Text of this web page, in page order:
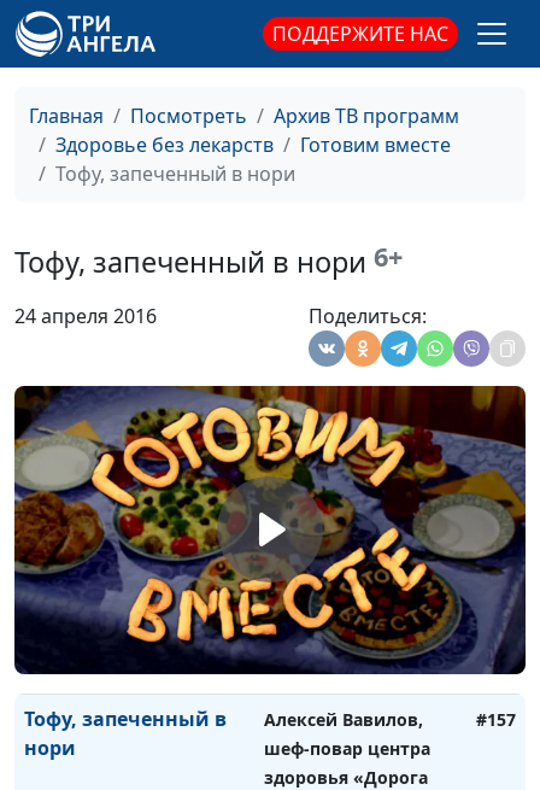
ПОДДЕРЖИТЕ НАС
Главная Посмотреть
Архив ТВ программ
Здоровье без лекарств
Готовим вместе
Тофу, запеченный в нори
Тофу, запеченный в нори 6+
24 апреля 2016 Поделиться:
Итальянский суп
Минестроне и паста с
Александр Лобанов #165
Сладкий стол с
минимумом калорий
Анна Малышева
лапшой
коктейль из сельдерея
Домашние сладости Исакова Надежда #161
Фалафель Юлия Ключникова #160
Обед в восточном
стиле
Юлия Ключникова #159
Вегетарианские роллы
Алексей Вавилов,
шеф-повар центра
здоровья «Дорога
жизни»
#158
Тофу, запеченный в
нори
Алексей Вавилов,
шеф-повар центра
здоровья «Дорога
#157